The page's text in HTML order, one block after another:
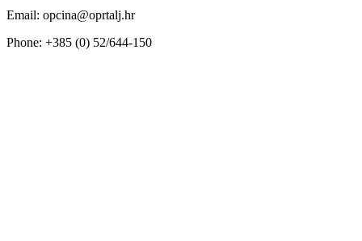
Email: opcina@oprtalj.hr
Phone: +385 (0) 52/644-150